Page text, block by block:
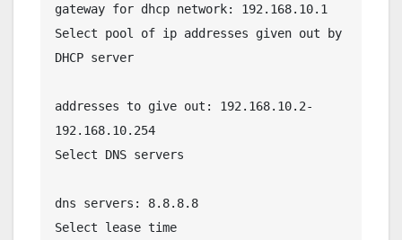
gateway for dhcp network: 192.168.10.1
Select pool of ip addresses given out by
DHCP server
addresses to give out: 192.168.10.2-
192.168.10.254
Select DNS servers
dns servers: 8.8.8.8
Select lease time